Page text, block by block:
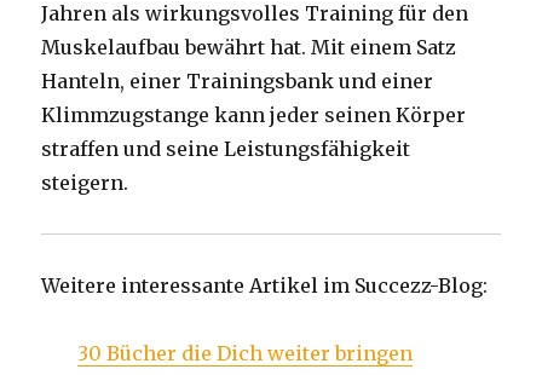
Jahren als wirkungsvolles Training für den
Muskelaufbau bewährt hat. Mit einem Satz
Hanteln, einer Trainingsbank und einer
Klimmzugstange kann jeder seinen Körper
straffen und seine Leistungsfähigkeit
steigern.
Weitere interessante Artikel im Succezz-Blog:
30 Bücher die Dich weiter bringen